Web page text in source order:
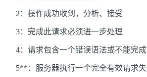
2 ：操作成功收到，分析、接受
3：完成此请求必须进一步处理
4：请求包含一个错误语法或不能完成
5**：服务器执行一个完全有效请求